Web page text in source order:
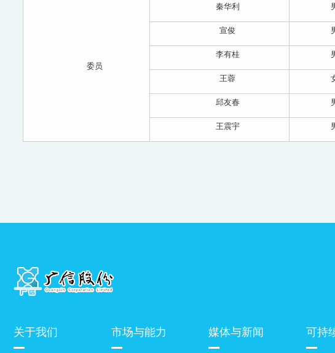
委员
秦华利
宣俊
李有桂
王蓉
邱友春
王震宇
关于我们 市场与能力 媒体与新闻 可持